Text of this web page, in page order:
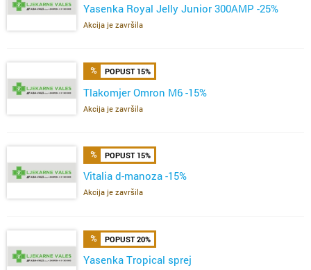
Yasenka Royal Jelly Junior 300AMP -25%
Akcija je završila
POPUST 15%
Tlakomjer Omron M6 -15%
Akcija je završila
POPUST 15%
Vitalia d-manoza -15%
Akcija je završila
POPUST 20%
Yasenka Tropical sprej